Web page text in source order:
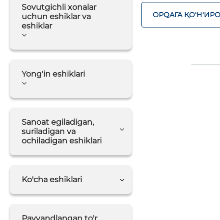
Sovutgichli xonalar
uchun eshiklar va
eshiklar
Yong'in eshiklari
Sanoat egiladigan,
suriladigan va
ochiladigan eshiklari
Ko'cha eshiklari
ОРQАГА